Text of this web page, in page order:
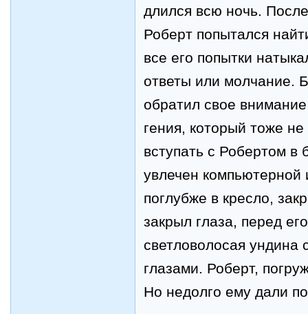
длился всю ночь.
Роберт попытался
все его попытки
ответы или молчание.
обратил свое
гения, который тоже
вступать с Робертом в
увлечен компьютерной
поглубже в кресло,
закрыл глаза, перед
светловолосая ундина
глазами. Роберт,
Но недолго ему дали